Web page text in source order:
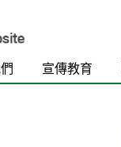
宣傳教育